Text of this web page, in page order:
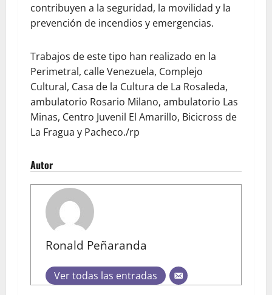
contribuyen a la seguridad, la movilidad y la
prevención de incendios y emergencias.
Trabajos de este tipo han realizado en la
Perimetral, calle Venezuela, Complejo
Cultural, Casa de la Cultura de La Rosaleda,
ambulatorio Rosario Milano, ambulatorio Las
Minas, Centro Juvenil El Amarillo, Bicicross de
La Fragua y Pacheco./rp
Autor
Ronald Peñaranda
Ver todas las entradas